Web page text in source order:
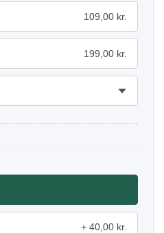
109,00 kr.
199,00 kr.
40,00 kr.